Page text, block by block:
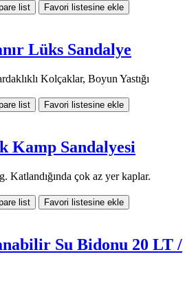
Lüks Sandalye
Kolçaklar, Boyun Yastığı
Kamp Sandalyesi
Katlandığında çok az yer kaplar.
Su Bidonu 20 LT /